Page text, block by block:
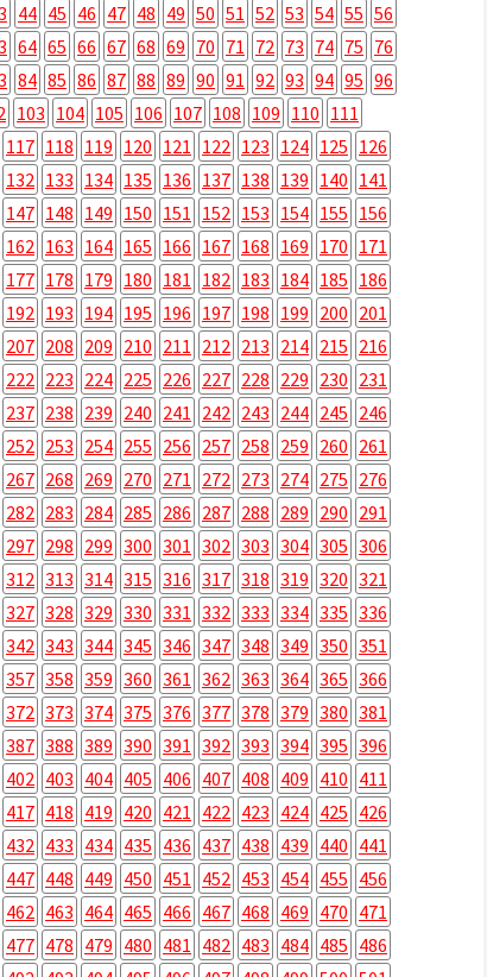
44 45 46 47 48 49 50 51 52 53 54 55 56
64 65 66 67 68 69 70 71 72 73 74 75 76
84 85 86 87 88 89 90 91 92 93 94 95 96
103 104 105 106 107 108 109 110 111
117 118 119 120 121 122 123 124 125 126
132 133 134 135 136 137 138 139 140 141
147 148 149 150 151 152 153 154 155 156
162 163 164 165 166 167 168 169 170 171
177 178 179 180 181 182 183 184 185 186
192 193 194 195 196 197 198 199 200 201
207 208 209 210 211 212 213 214 215 216
222 223 224 225 226 227 228 229 230 231
237 238 239 240 241 242 243 244 245 246
252 253 254 255 256 257 258 259 260 261
267 268 269 270 271 272 273 274 275 276
282 283 284 285 286 287 288 289 290 291
297 298 299 300 301 302 303 304 305 306
312 313 314 315 316 317 318 319 320 321
327 328 329 330 331 332 333 334 335 336
342 343 344 345 346 347 348 349 350 351
357 358 359 360 361 362 363 364 365 366
372 373 374 375 376 377 378 379 380 381
387 388 389 390 391 392 393 394 395 396
402 403 404 405 406 407 408 409 410 411
417 418 419 420 421 422 423 424 425 426
432 433 434 435 436 437 438 439 440 441
447 448 449 450 451 452 453 454 455 456
462 463 464 465 466 467 468 469 470 471
477 478 479 480 481 482 483 484 485 486